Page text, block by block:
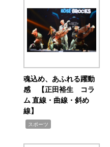
魂込め、あふれる躍動
感 【正田裕生 コラ
ム 直線・曲線・斜め
線】
スポーツ